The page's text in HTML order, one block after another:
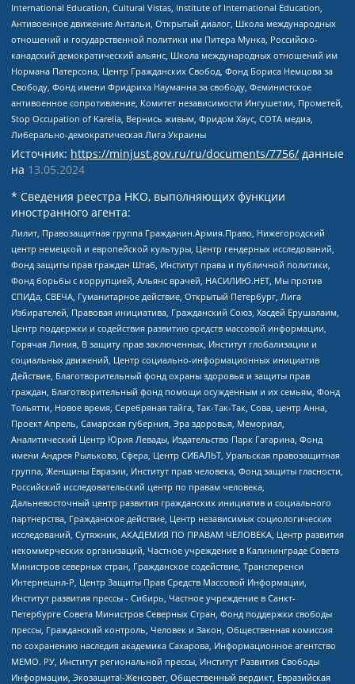
International Education, Cultural Vistas, Institute of International Education,
Антивоенное движение Антальи, Открытый диалог, Школа международных
отношений и государственной политики им Питера Мунка, Российско-
канадский демократический альянс, Школа международных отношений им
Нормана Патерсона, Центр Гражданских Свобод, Фонд Бориса Немцова за
Свободу, Фонд имени Фридриха Науманна за свободу, Феминистское
антивоенное сопротивление, Комитет независимости Ингушетии, Прометей,
Stop Occupation of Karelia, Вернись живым, Фридом Хаус, СОТА медиа,
Либерально-демократическая Лига Украины
Источник: https://minjust.gov.ru/ru/documents/7756/ данные
на 13.05.2024
* Сведения реестра НКО, выполняющих функции
иностранного агента:
Лилит, Правозащитная группа Гражданин.Армия.Право, Нижегородский
центр немецкой и европейской культуры, Центр гендерных исследований,
Фонд защиты прав граждан Штаб, Институт права и публичной политики,
Фонд борьбы с коррупцией, Альянс врачей, НАСИЛИЮ.НЕТ, Мы против
СПИДа, СВЕЧА, Гуманитарное действие, Открытый Петербург, Лига
Избирателей, Правовая инициатива, Гражданский Союз, Хасдей Ерушалаим,
Центр поддержки и содействия развитию средств массовой информации,
Горячая Линия, В защиту прав заключенных, Институт глобализации и
социальных движений, Центр социально-информационных инициатив
Действие, Благотворительный фонд охраны здоровья и защиты прав
граждан, Благотворительный фонд помощи осужденным и их семьям, Фонд
Тольятти, Новое время, Серебряная тайга, Так-Так-Так, Сова, центр Анна,
Проект Апрель, Самарская губерния, Эра здоровья, Мемориал,
Аналитический Центр Юрия Левады, Издательство Парк Гагарина, Фонд
имени Андрея Рылькова, Сфера, Центр СИБАЛЬТ, Уральская правозащитная
группа, Женщины Евразии, Институт прав человека, Фонд защиты гласности,
Российский исследовательский центр по правам человека,
Дальневосточный центр развития гражданских инициатив и социального
партнерства, Гражданское действие, Центр независимых социологических
исследований, Сутяжник, АКАДЕМИЯ ПО ПРАВАМ ЧЕЛОВЕКА, Центр развития
некоммерческих организаций, Частное учреждение в Калининграде Совета
Министров северных стран, Гражданское содействие, Трансперенси
Интернешнл-Р, Центр Защиты Прав Средств Массовой Информации,
Институт развития прессы - Сибирь, Частное учреждение в Санкт-
Петербурге Совета Министров Северных Стран, Фонд поддержки свободы
прессы, Гражданский контроль, Человек и Закон, Общественная комиссия
по сохранению наследия академика Сахарова, Информационное агентство
МЕМО. РУ, Институт региональной прессы, Институт Развития Свободы
Информации, Экозащита!-Женсовет, Общественный вердикт, Евразийская